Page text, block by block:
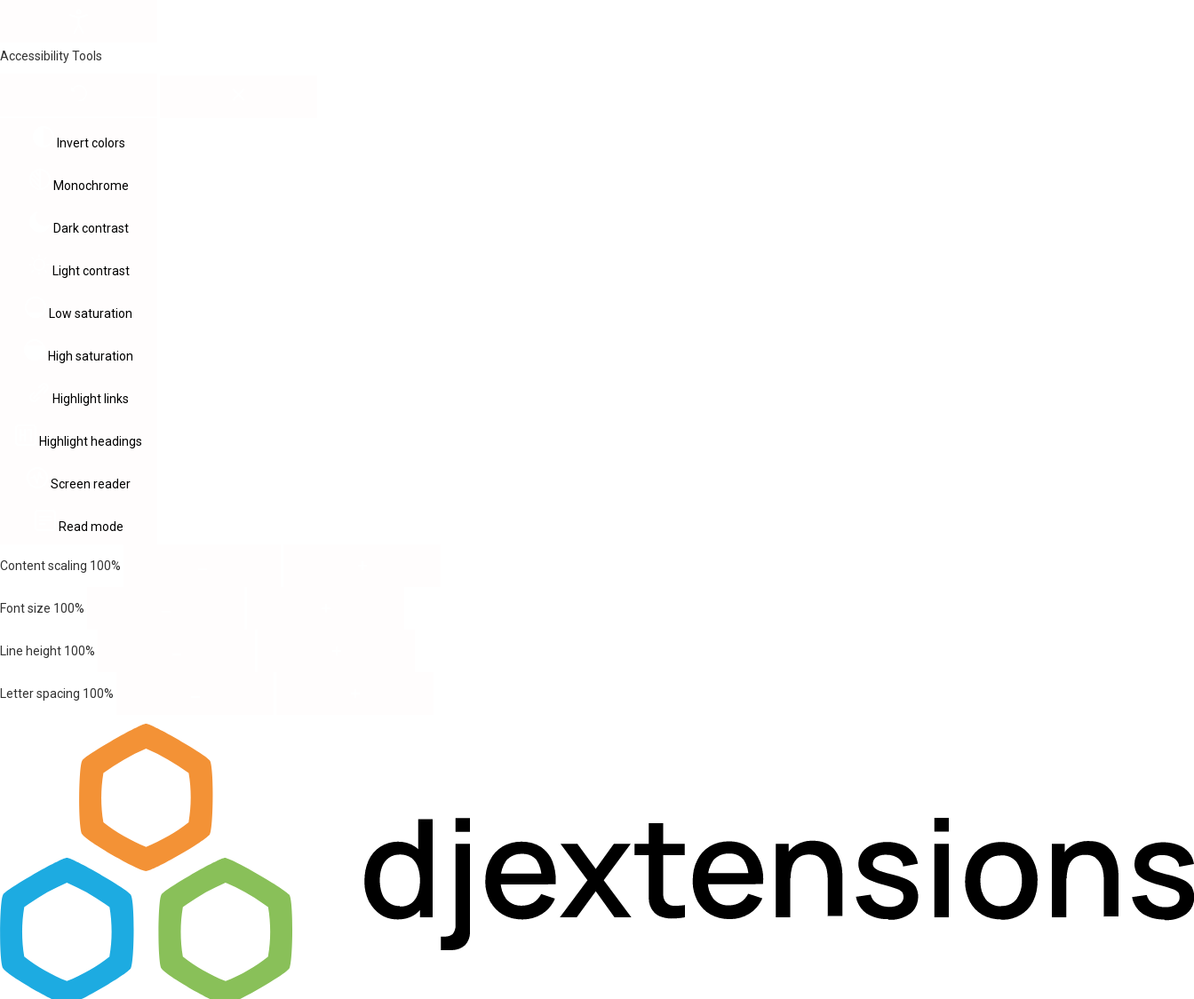
Accessibility Tools
Invert colors
Monochrome
Dark contrast
Light contrast
Low saturation
High saturation
Highlight links
Highlight headings
Screen reader
Read mode
Content scaling 100%
Font size 100%
Line height 100%
Letter spacing 100%